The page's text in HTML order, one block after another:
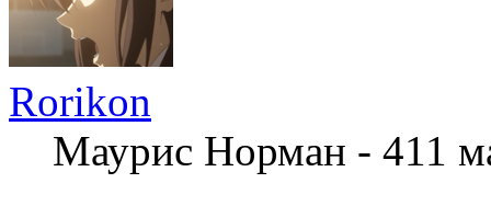
Rorikon
Маурис Норман - 411